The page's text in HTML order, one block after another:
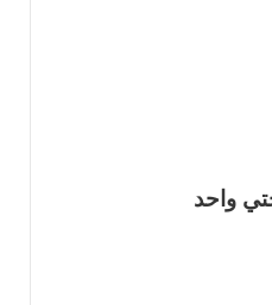
903 حتي واحد